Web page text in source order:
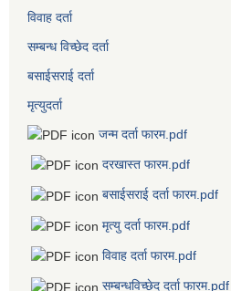
विवाह दर्ता
सम्बन्ध विच्छेद दर्ता
बसाईसराई दर्ता
मृत्युदर्ता
जन्म दर्ता फारम.pdf
दरखास्त फारम.pdf
बसाईसराई दर्ता फारम.pdf
मृत्यु दर्ता फारम.pdf
विवाह दर्ता फारम.pdf
सम्बन्धविच्छेद दर्ता फारम.pdf